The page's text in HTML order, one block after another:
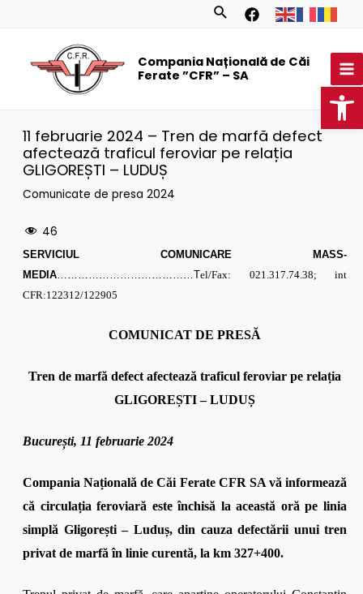
Search
Compania Națională de Căi
Ferate ”CFR” – SA
11 februarie 2024 – Tren de marfă defect
afectează traficul feroviar pe relația
GLIGOREȘTI – LUDUȘ
Comunicate de presa 2024
46
SERVICIUL COMUNICARE MASS-
MEDIA…………………………………Tel/Fax: 021.317.74.38; int
CFR:122312/122905
COMUNICAT DE PRESĂ
Tren de marfă defect afectează traficul feroviar pe relația
GLIGOREȘTI – LUDUȘ
București, 11 februarie 2024
Compania Națională de Căi Ferate CFR SA vă informează
că circulația feroviară este închisă la această oră pe linia
simplă Gligorești – Luduș, din cauza defectării unui tren
privat de marfă în linie curentă, la km 327+400.